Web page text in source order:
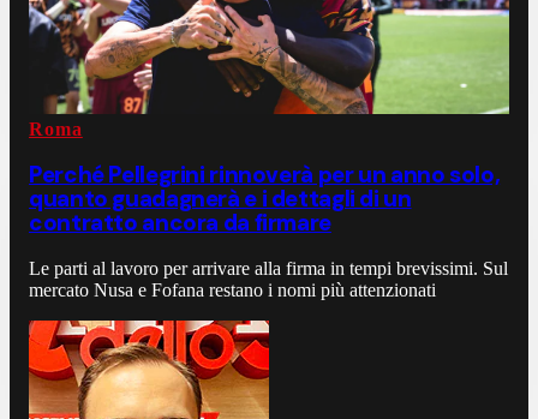
Roma
Perché Pellegrini rinnoverà per un anno solo,
quanto guadagnerà e i dettagli di un
contratto ancora da firmare
Le parti al lavoro per arrivare alla firma in tempi brevissimi. Sul
mercato Nusa e Fofana restano i nomi più attenzionati